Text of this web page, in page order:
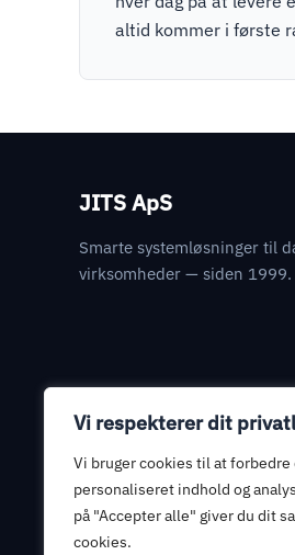
Vi respekterer dit
Vi bruger cookies til at
personaliseret indhold og
på "Accepter alle" giver du dit
cookies.
altid kommer i første
JITS ApS
Smarte systemløsninger til
virksomheder — siden 1999.
Juridisk
Databehandleraftale
Informationssikkerhed
Privatlivspolitik